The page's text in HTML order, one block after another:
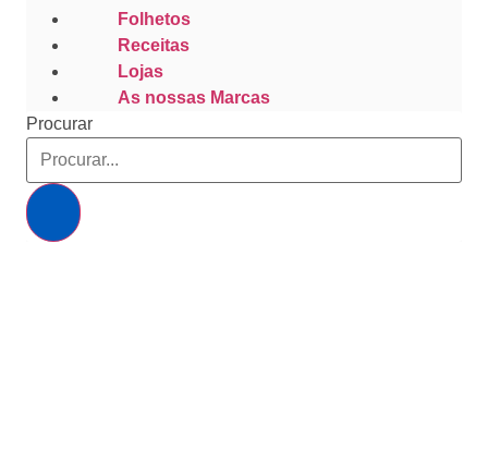
Folhetos
Receitas
Lojas
As nossas Marcas
Procurar